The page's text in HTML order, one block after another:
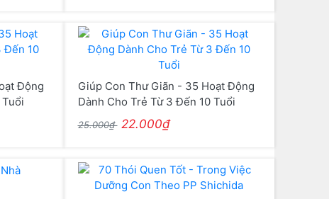
Động
Giúp Con Thư Giãn - 35 Hoạt Động
Dành Cho Trẻ Từ 3 Đến 10 Tuổi
25.000₫ 22.000₫